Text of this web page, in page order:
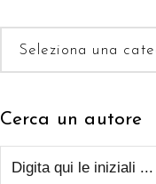
Seleziona una
Cerca un autore